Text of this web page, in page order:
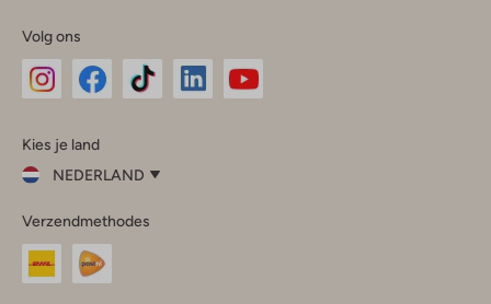
Volg ons
InstagramFacebook
Kies je land
NEDERLAND
je
land
Nederland
Verzendmethodes